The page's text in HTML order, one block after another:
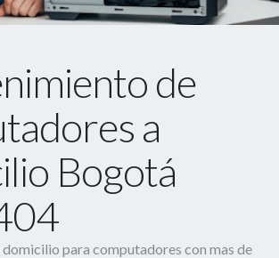
de
a
Bogotá
para computadores con mas de